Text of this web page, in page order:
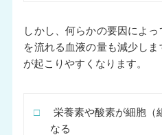
しかし、何らかの要因によ
を流れる血液の量も減少し
が起こりやすくなります。
□
栄養素や酸素が細胞（
なる